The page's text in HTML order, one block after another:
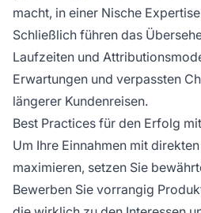
macht, in einer Nische
Schließlich führen das
Laufzeiten und
Erwartungen und verpassten
längerer Kundenreisen.
Best Practices für den Erfolg
Um Ihre Einnahmen mit
maximieren, setzen Sie
Bewerben Sie vorrangig